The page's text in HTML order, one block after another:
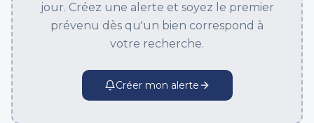
jour. Créez une alerte et soyez le premier
prévenu dès qu'un bien correspond à
votre recherche.
Créer mon alerte